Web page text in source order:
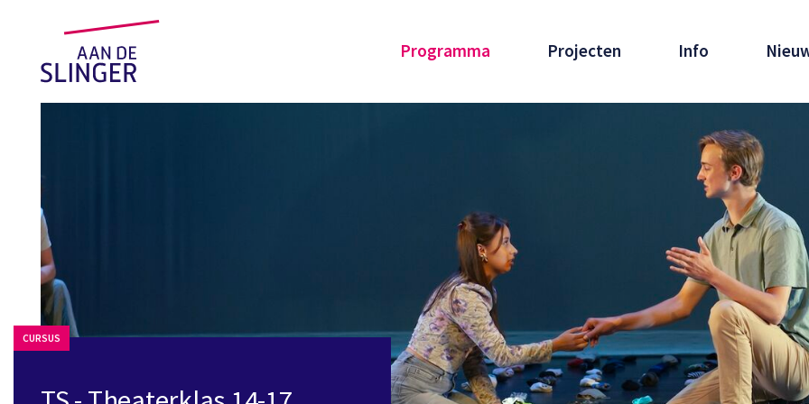
Programma Projecten Info
CURSUS